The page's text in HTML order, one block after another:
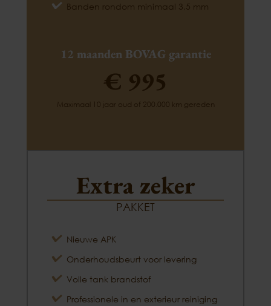
Banden rondom minimaal 3,5 mm
12 maanden BOVAG garantie
€ 995
Maximaal 10 jaar oud of 200.000 km gereden
Extra zeker
PAKKET
Nieuwe APK
Onderhoudsbeurt voor levering
Volle tank brandstof
Professionele in en exterieur reiniging